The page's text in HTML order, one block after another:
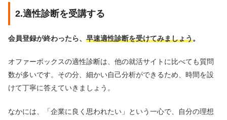
2.適性診断を受講する
会員登録が終わったら、 早速適性診断を受けてみましょう。
オファーボックスの適性診断は、他の就活サイトに比べても質問
数が多いです。その分、細かい自己分析ができるため、時間を設
けて丁寧に答えていきましょう。
なかには、「企業に良く思われたい」という一心で、自分の理想